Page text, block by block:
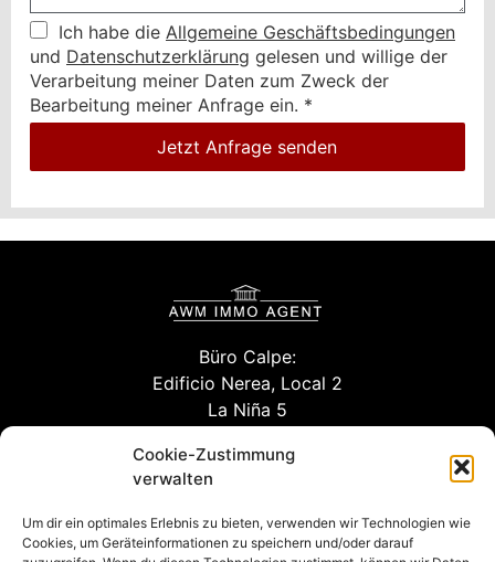
Cookie-Zustimmung
verwalten
Um dir ein optimales Erlebnis zu bieten, verwenden wir Technologien wie
Cookies, um Geräteinformationen zu speichern und/oder darauf
Ich habe die Allgemeine Geschäftsbedingungen
und Datenschutzerklärung gelesen und willige der
Verarbeitung meiner Daten zum Zweck der
Bearbeitung meiner Anfrage ein. *
Jetzt Anfrage senden
Büro Calpe:
Edificio Nerea, Local 2
La Niña 5
info@willuhn-immobilien.de